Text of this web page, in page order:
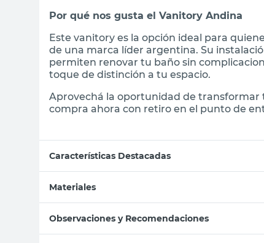
Por qué nos gusta el Vanitory Andina
Este vanitory es la opción ideal para
de una marca líder argentina. Su
permiten renovar tu baño sin
toque de distinción a tu espacio.
Aprovechá la oportunidad de transformar
compra ahora con retiro en el punto de
Características Destacadas
Materiales
Observaciones y Recomendaciones